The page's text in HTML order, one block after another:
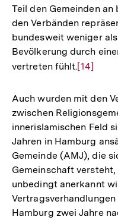
Teil den Gemeinden
den Verbänden
bundesweit weniger
Bevölkerung durch
vertreten fühlt.Zur
der
Fußnote
[14]
Auch wurden mit den
zwischen
innerislamischen Feld
Jahren in Hamburg
Gemeinde (AMJ), die
Gemeinschaft
unbedingt anerkannt
Hamburg zwei Jahre